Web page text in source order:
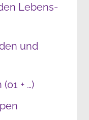
Lebens-
und
+ …)